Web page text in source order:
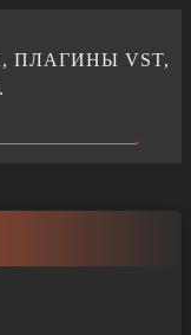
ПЛАГИНЫ VST,